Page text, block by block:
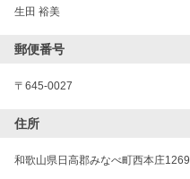
生田 裕美
郵便番号
〒645-0027
住所
和歌山県日高郡みなべ町西本庄1269